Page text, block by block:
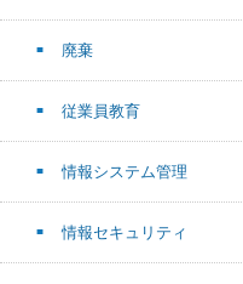
廃棄
従業員教育
情報システム管理
情報セキュリティ